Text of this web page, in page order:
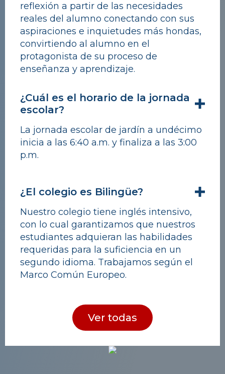
reflexión a partir de las necesidades
reales del alumno conectando con sus
aspiraciones e inquietudes más hondas,
convirtiendo al alumno en el
protagonista de su proceso de
enseñanza y aprendizaje.
¿Cuál es el horario de la jornada
escolar?
La jornada escolar de jardín a undécimo
inicia a las 6:40 a.m. y finaliza a las 3:00
p.m.
¿El colegio es Bilingüe?
Nuestro colegio tiene inglés intensivo,
con lo cual garantizamos que nuestros
estudiantes adquieran las habilidades
requeridas para la suficiencia en un
segundo idioma. Trabajamos según el
Marco Común Europeo.
Ver todas